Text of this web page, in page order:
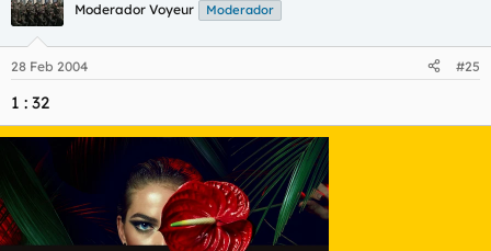
Moderador Voyeur Moderador
28 Feb 2004 #25
1 : 32